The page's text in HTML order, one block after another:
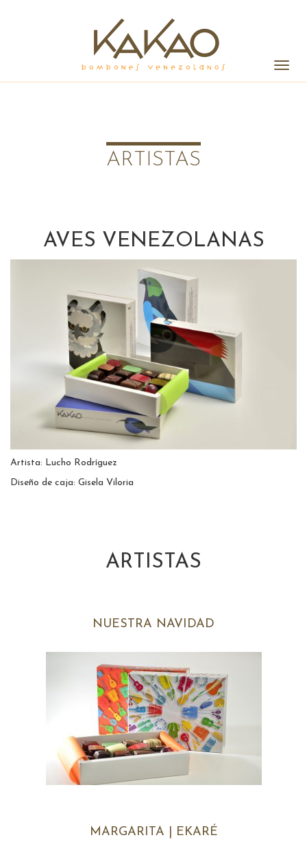
la
ARTISTAS
AVES VENEZOLANAS
Artista: Lucho Rodríguez
Diseño de caja: Gisela Viloria
ARTISTAS
NUESTRA NAVIDAD
MARGARITA | EKARÉ